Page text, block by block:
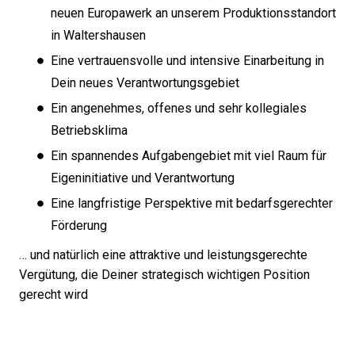
neuen Europawerk an unserem Produktionsstandort
in Waltershausen
Eine vertrauensvolle und intensive Einarbeitung in
Dein neues Verantwortungsgebiet
Ein angenehmes, offenes und sehr kollegiales
Betriebsklima
Ein spannendes Aufgabengebiet mit viel Raum für
Eigeninitiative und Verantwortung
Eine langfristige Perspektive mit bedarfsgerechter
Förderung
… und natürlich eine attraktive und leistungsgerechte
Vergütung, die Deiner strategisch wichtigen Position
gerecht wird